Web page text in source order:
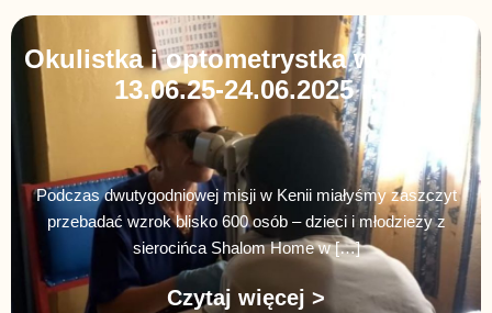
Okulistka i optometrystka w Kenii –
13.06.25-24.06.2025 r.
Podczas dwutygodniowej misji w Kenii miałyśmy zaszczyt
przebadać wzrok blisko 600 osób – dzieci i młodzieży z
sierocińca Shalom Home w […]
Czytaj więcej >